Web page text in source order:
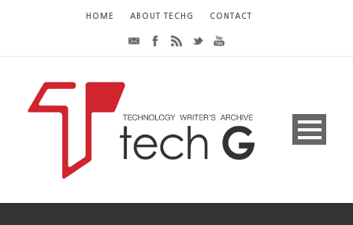
HOME ABOUT TECHG CONTACT